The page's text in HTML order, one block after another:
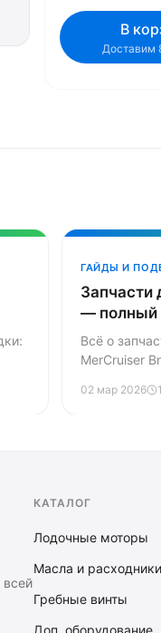
В
Доставим
ГАЙДЫ И
Запчасти
— полный
Всё о
MerCruiser
регламент
02 мар 2026
всей
КАТАЛОГ
Лодочные моторы
Масла и расходники
Гребные винты
Доп. оборудование